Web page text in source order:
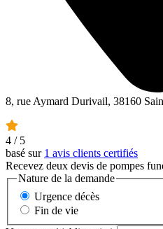
8, rue Aymard Durivail, 38160
4 / 5
basé sur 1 avis clients certifiés
Recevez deux devis de pompes
Nature de la demande
Urgence décès
Fin de vie